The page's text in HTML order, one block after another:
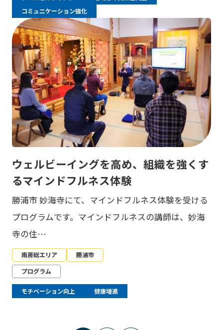
コミュニケーション強化
ウェルビーイングを高め、組織を強くす
るマインドフルネス体験
勝浦市 妙海寺にて、マインドフルネス体験を受ける
プログラムです。マインドフルネスの講師は、妙海
寺の住…
南房総エリア
勝浦市
プログラム
モチベーション向上 健康増進